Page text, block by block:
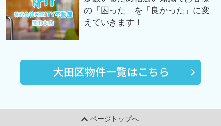
の「困った」を「良かった」に変
えていきます！
ページトップへ